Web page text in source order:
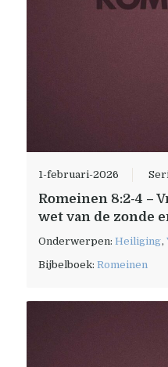
1-februari-2026
Romeinen 8:2-4 –
wet van de zonde
Onderwerpen:Heiliging,
Bijbelboek:Romeinen